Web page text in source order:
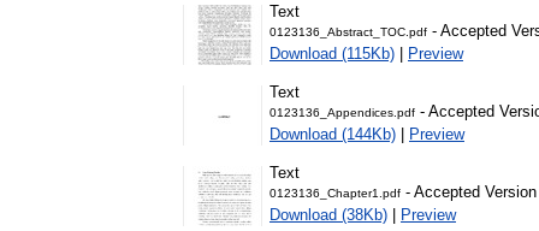
Text
0123136_Abstract_TOC.pdf - Accepted
Download (115Kb) | Preview
Text
0123136_Appendices.pdf - Accepted
Download (144Kb) | Preview
Text
0123136_Chapter1.pdf - Accepted Version
Download (38Kb) | Preview